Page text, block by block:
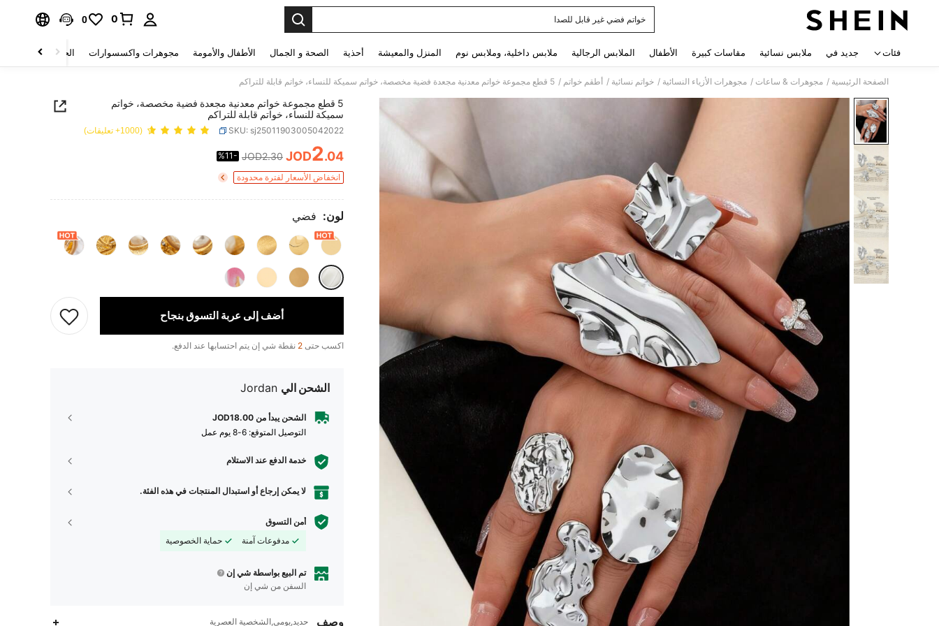
خواتم فضي غير قابل للصدا
0
0
فئات جديد في ملابس نسائية مقاسات كبيرة الأطفال الملابس الرجالية ملابس داخلية، وملابس نوم المنزل والمعيشة أحذية الصحة و الجمال الأطفال والأمومة مجوهرات واكسسوارات الحقائب والأمتعة
الصفحة الرئيسية / مجوهرات & ساعات / مجوهرات الأزياء النسائية / خواتم نسائية / أطقم خواتم / 5 قطع مجموعة خواتم معدنية مجعدة فضية مخصصة، خواتم سميكة للنساء، خواتم قابلة للتراكم
5 قطع مجموعة خواتم معدنية مجعدة فضية مخصصة، خواتم
سميكة للنساء، خواتم قابلة للتراكم
SKU: sj25011903005042022 (1000+ تعليقات)
PRICE AND AVAILABILITY
JOD2.04
JOD2.30
%11-
انخفاض الأسعار لفترة محدودة
لون: فضي
أضف إلى عربة التسوق بنجاح
اكسب حتى 2 نقطة شي إن يتم احتسابها عند الدفع.
الشحن الي Jordan
الشحن يبدأ من JOD18.00
التوصيل المتوقع: 6-8 يوم عمل
خدمة الدفع عند الاستلام
لا يمكن إرجاع أو استبدال المنتجات في هذه الفئة.
أمن التسوق
مدفوعات آمنة
حماية الخصوصية
تم البيع بواسطة شي إن
السفن من شي إن
وصف حديد,يومي,الشخصية العصرية